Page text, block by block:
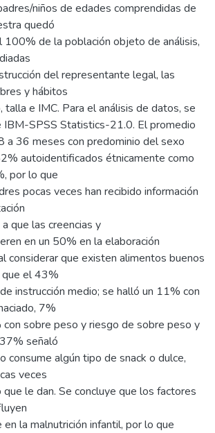
niños de edades comprendidas de
quedó
100% de la población objeto de análisis,
del representante legal, las
y hábitos
talla e IMC. Para el análisis de datos, se
SPSS Statistics-21.0. El promedio
a 36 meses con predominio del sexo
autoidentificados étnicamente como
por lo que
pocas veces han recibido información
que las creencias y
en un 50% en la elaboración
considerar que existen alimentos buenos
que el 43%
instrucción medio; se halló un 11% con
7%
sobre peso y riesgo de sobre peso y
señaló
consume algún tipo de snack o dulce,
veces
le dan. Se concluye que los factores
la malnutrición infantil, por lo que